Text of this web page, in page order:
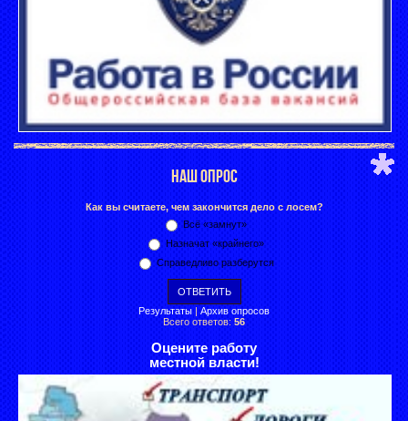
НАШ ОПРОС
Как вы считаете, чем закончится дело с лосем?
Всё «замнут»
Назначат «крайнего»
Справедливо разберутся
Результаты | Архив опросов
Всего ответов: 56
Оцените работу
местной власти!